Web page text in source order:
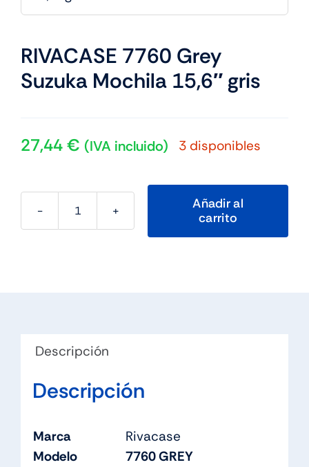
RIVACASE 7760 Grey
Suzuka Mochila 15,6″ gris
27,44€ (IVA incluido) 3 disponibles
RIVACASE
cantidad
Añadir al
carrito
Descripción
Descripción
Marca
Rivacase
Modelo
7760 GREY